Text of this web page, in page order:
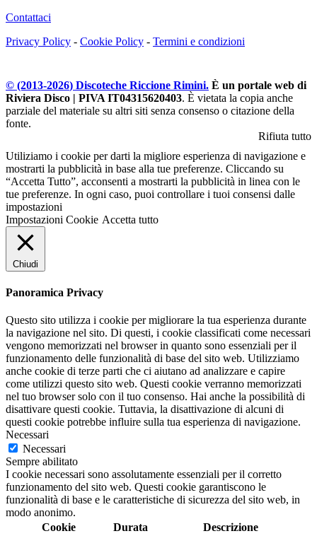
Contattaci
Privacy Policy - Cookie Policy - Termini e condizioni
© (2013-2026) Discoteche Riccione Rimini. È un portale web di
Riviera Disco | PIVA IT04315620403. È vietata la copia anche
parziale del materiale su altri siti senza consenso o citazione della
fonte.
Rifiuta tutto
Utiliziamo i cookie per darti la migliore esperienza di navigazione e
mostrarti la pubblicità in base alla tue preferenze. Cliccando su
“Accetta Tutto”, acconsenti a mostrarti la pubblicità in linea con le
tue preferenze. In ogni caso, puoi controllare i tuoi consensi dalle
impostazioni
Impostazioni Cookie Accetta tutto
Chiudi
Panoramica Privacy
Questo sito utilizza i cookie per migliorare la tua esperienza durante
la navigazione nel sito. Di questi, i cookie classificati come necessari
vengono memorizzati nel browser in quanto sono essenziali per il
funzionamento delle funzionalità di base del sito web. Utilizziamo
anche cookie di terze parti che ci aiutano ad analizzare e capire
come utilizzi questo sito web. Questi cookie verranno memorizzati
nel tuo browser solo con il tuo consenso. Hai anche la possibilità di
disattivare questi cookie. Tuttavia, la disattivazione di alcuni di
questi cookie potrebbe influire sulla tua esperienza di navigazione.
Necessari
Necessari
Sempre abilitato
I cookie necessari sono assolutamente essenziali per il corretto
funzionamento del sito web. Questi cookie garantiscono le
funzionalità di base e le caratteristiche di sicurezza del sito web, in
modo anonimo.
Cookie
Durata Descrizione